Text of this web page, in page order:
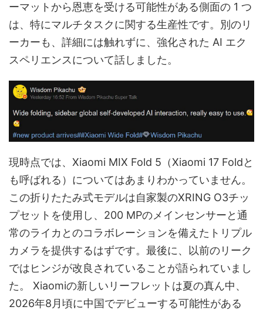
ーマットから恩恵を受ける可能性がある側面の 1 つ
は、特にマルチタスクに関する生産性です。別のリ
ーカーも、詳細には触れずに、強化された AI エク
スペリエンスについて話しました。
現時点では、Xiaomi MIX Fold 5（Xiaomi 17 Foldと
も呼ばれる）についてはあまりわかっていません。
この折りたたみ式モデルは自家製のXRING O3チッ
プセットを使用し、200 MPのメインセンサーと通
常のライカとのコラボレーションを備えたトリプル
カメラを提供するはずです。最後に、以前のリーク
ではヒンジが改良されていることが語られていまし
た。 Xiaomiの新しいリーフレットは夏の真ん中、
2026年8月頃に中国でデビューする可能性がある